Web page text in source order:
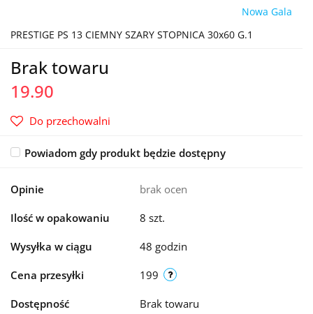
Nowa Gala
PRESTIGE PS 13 CIEMNY SZARY STOPNICA 30x60 G.1
Brak towaru
19.90
Do przechowalni
Powiadom gdy produkt będzie dostępny
Opinie brak ocen
Ilość w opakowaniu 8 szt.
Wysyłka w ciągu 48 godzin
Cena przesyłki 199
Dostępność Brak towaru